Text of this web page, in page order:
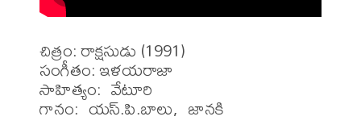
చిత్రం: రాక్షసుడు (1991)
సంగీతం: ఇళయరాజా
సాహిత్యం:  వేటూరి
గానం:  యస్.పి.బాలు,  జానకి